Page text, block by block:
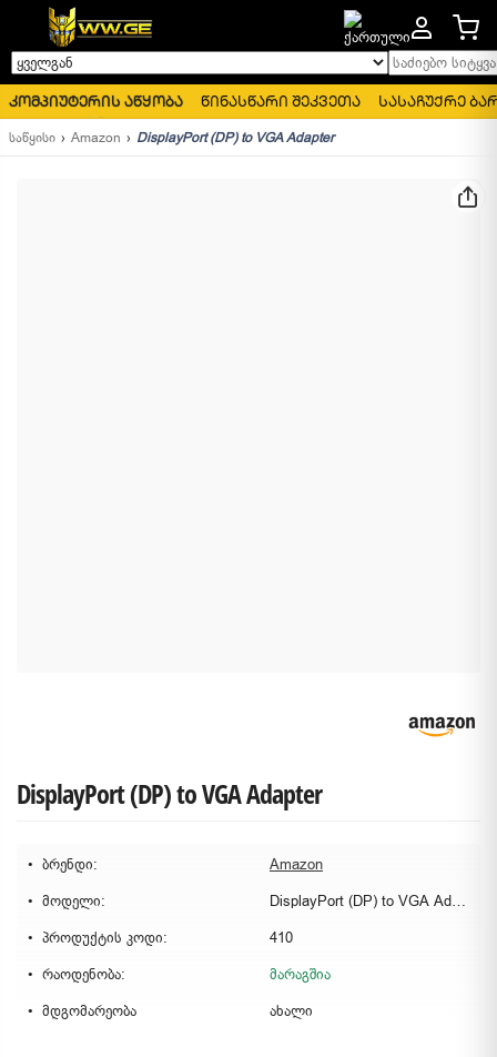
ყველგან საძიებო
კომპიუტერის აწყობა წინასწარი შეკვეთა სასაჩუქრე
საწყისი Amazon DisplayPort (DP) to VGA Adapter
DisplayPort (DP) to VGA Adapter
ბრენდი:
Amazon
მოდელი:
DisplayPort (DP) to VGA Adapter
პროდუქტის კოდი:
410
რაოდენობა:
მარაგშია
მდგომარეობა
ახალი